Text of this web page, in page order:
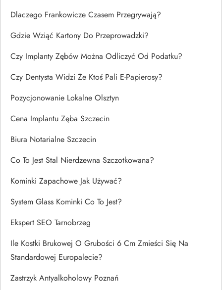
Dlaczego Frankowicze Czasem Przegrywają?
Gdzie Wziąć Kartony Do Przeprowadzki?
Czy Implanty Zębów Można Odliczyć Od Podatku?
Czy Dentysta Widzi Że Ktoś Pali E-Papierosy?
Pozycjonowanie Lokalne Olsztyn
Cena Implantu Zęba Szczecin
Biura Notarialne Szczecin
Co To Jest Stal Nierdzewna Szczotkowana?
Kominki Zapachowe Jak Używać?
System Glass Kominki Co To Jest?
Ekspert SEO Tarnobrzeg
Ile Kostki Brukowej O Grubości 6 Cm Zmieści Się Na
Standardowej Europalecie?
Zastrzyk Antyalkoholowy Poznań